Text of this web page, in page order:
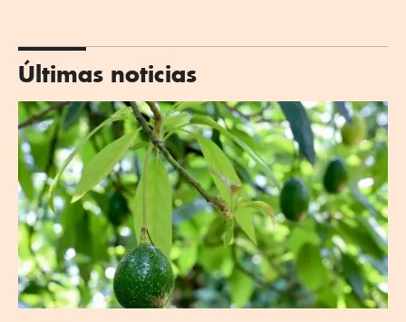
Últimas noticias